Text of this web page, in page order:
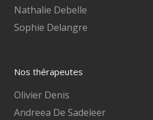
Nathalie Debelle
Sophie Delangre
Nos thérapeutes
Olivier Denis
Andreea De Sadeleer